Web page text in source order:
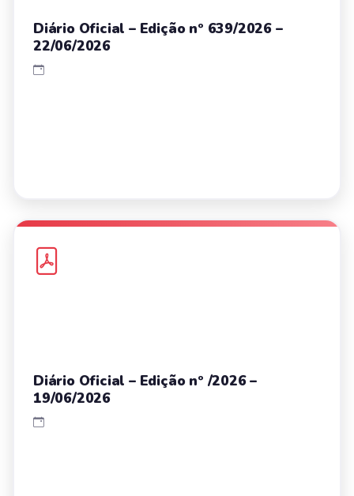
Diário Oficial – Edição nº 639/2026 –
22/06/2026
Diário Oficial – Edição nº /2026 –
19/06/2026